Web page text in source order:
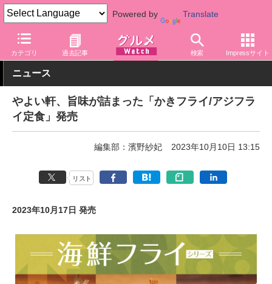
Powered by Translate
カテゴリ 過去記事 検索 Impressサイト
グルメ Watch 店舗 レストラン やよい軒
ニュース
やよい軒、旨味が詰まった「かきフライ/アジフラ
イ定食」発売
編集部：濱野紗妃 2023年10月10日 13:15
リスト
2023年10月17日 発売